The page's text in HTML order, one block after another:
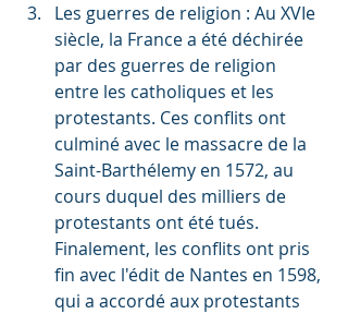
Les guerres de religion : Au XVIe
siècle, la France a été déchirée
par des guerres de religion
entre les catholiques et les
protestants. Ces conflits ont
culminé avec le massacre de la
Saint-Barthélemy en 1572, au
cours duquel des milliers de
protestants ont été tués.
Finalement, les conflits ont pris
fin avec l'édit de Nantes en 1598,
qui a accordé aux protestants